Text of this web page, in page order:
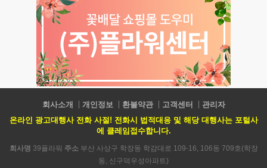
회사소개 개인정보 환불약관 고객센터
관리자
온라인 광고대행사 전화 사절! 전화시 법적대응 및 해당 대행사는 포털사
에 클레임접수합니다.
회사명 39플라워 주소부산 사상구 학장동 학감대로 109-16, 106동 709호(학장
동, 신구덕우성아파트)